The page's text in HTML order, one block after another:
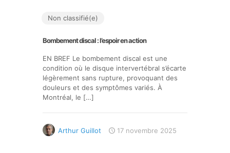
Non classifié(e)
Bombement discal : l’espoir en action
EN BREF Le bombement discal est une
condition où le disque intervertébral s’écarte
légèrement sans rupture, provoquant des
douleurs et des symptômes variés. À
Montréal, le […]
Arthur Guillot 17 novembre 2025